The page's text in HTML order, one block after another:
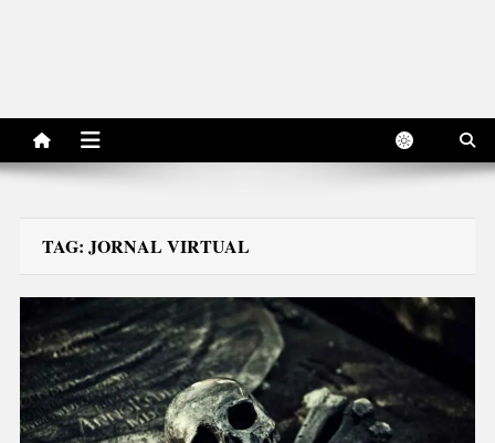
TAG: JORNAL VIRTUAL